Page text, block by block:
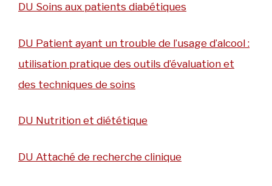
DU Soins aux patients diabétiques
DU Patient ayant un trouble de l’usage d’alcool :
utilisation pratique des outils d’évaluation et
des techniques de soins
DU Nutrition et diététique
DU Attaché de recherche clinique